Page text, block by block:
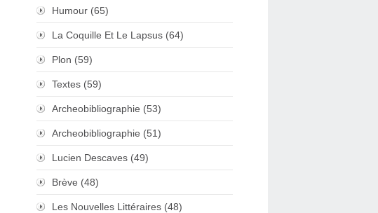
Humour (65)
La Coquille Et Le Lapsus (64)
Plon (59)
Textes (59)
Archeobibliographie (53)
Archeobibliographie (51)
Lucien Descaves (49)
Brève (48)
Les Nouvelles Littéraires (48)